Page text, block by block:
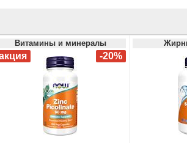
Витамины и минералы